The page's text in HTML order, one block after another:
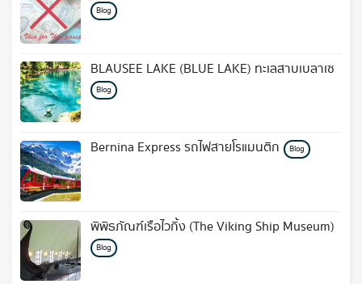
Blog
BLAUSEE LAKE (BLUE LAKE) ทะเลสาบเบลาเซ
Blog
Bernina Express รถไฟสายโรแมนติก Blog
พิพิธภัณฑ์เรือไวกิ้ง (The Viking Ship Museum)
Blog